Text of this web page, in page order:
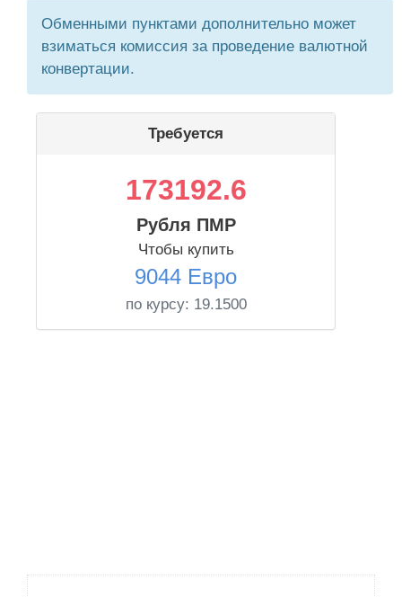
Обменными пунктами дополнительно может
взиматься комиссия за проведение валютной
конвертации.
Требуется
173192.6
Рубля ПМР
Чтобы купить
9044 Евро
по курсу: 19.1500